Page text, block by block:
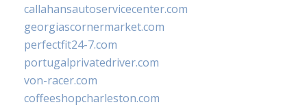
callahansautoservicecenter.com
georgiascornermarket.com
perfectfit24-7.com
portugalprivatedriver.com
von-racer.com
coffeeshopcharleston.com